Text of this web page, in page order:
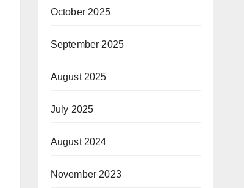
October 2025
September 2025
August 2025
July 2025
August 2024
November 2023